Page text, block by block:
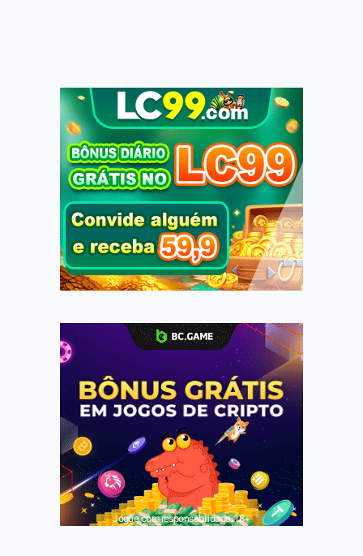
Jogue com responsabilidade. 18+